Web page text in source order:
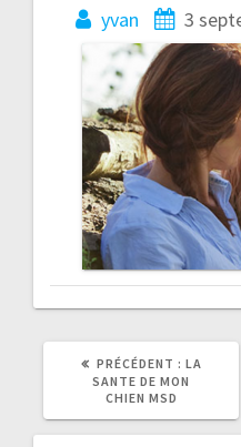
yvan 3
l’article
PRÉCÉDENT : ARTICLE
LA
SANTE DE MON
CHIEN MSD